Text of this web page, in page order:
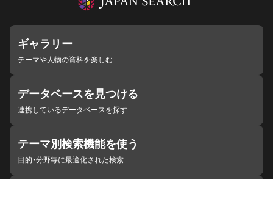
ギャラリー
テーマや人物の資料を楽しむ
データベースを見つける
連携しているデータベースを探す
テーマ別検索機能を使う
目的・分野毎に最適化された検索